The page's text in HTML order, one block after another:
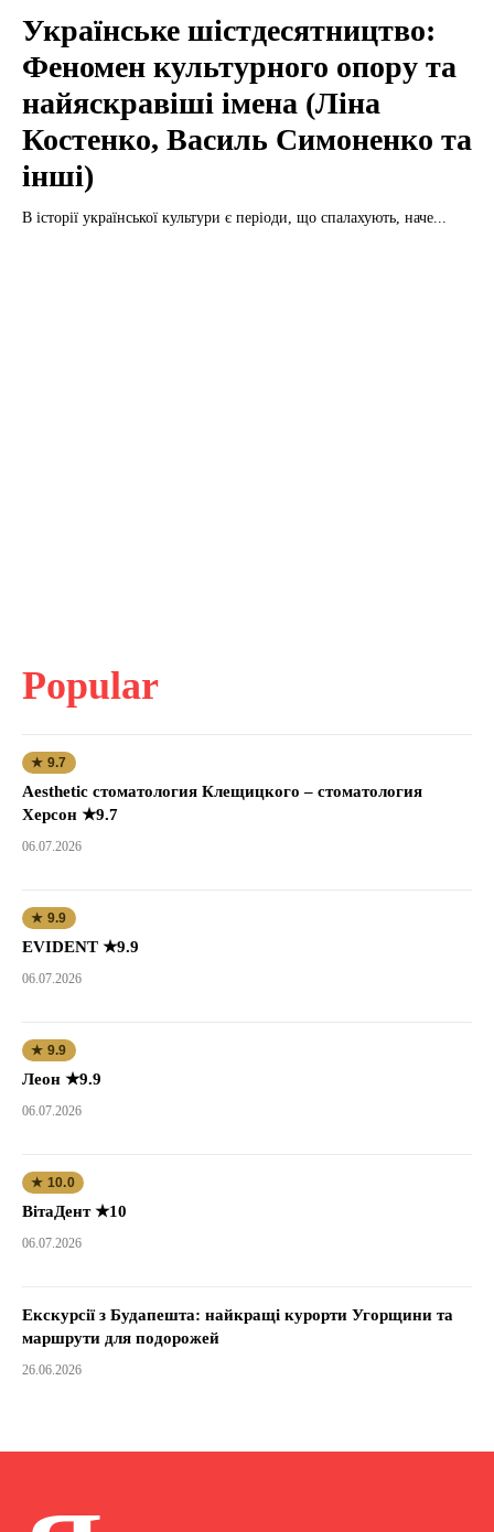
Українське шістдесятництво:
Феномен культурного опору та
найяскравіші імена (Ліна
Костенко, Василь Симоненко та
інші)
В історії української культури є періоди, що спалахують, наче...
Popular
★ 9.7
Aesthetic стоматология Клещицкого – стоматология
Херсон ★9.7
06.07.2026
★ 9.9
EVIDENT ★9.9
06.07.2026
★ 9.9
Леон ★9.9
06.07.2026
★ 10.0
ВітаДент ★10
06.07.2026
Екскурсії з Будапешта: найкращі курорти Угорщини та
маршрути для подорожей
26.06.2026